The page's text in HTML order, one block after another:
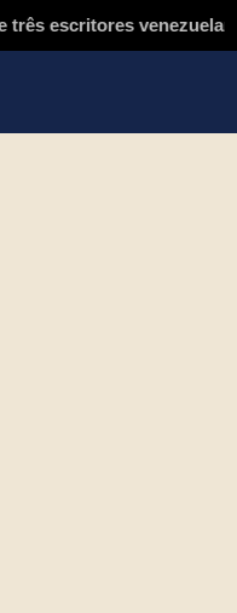
escritores venezuelanos